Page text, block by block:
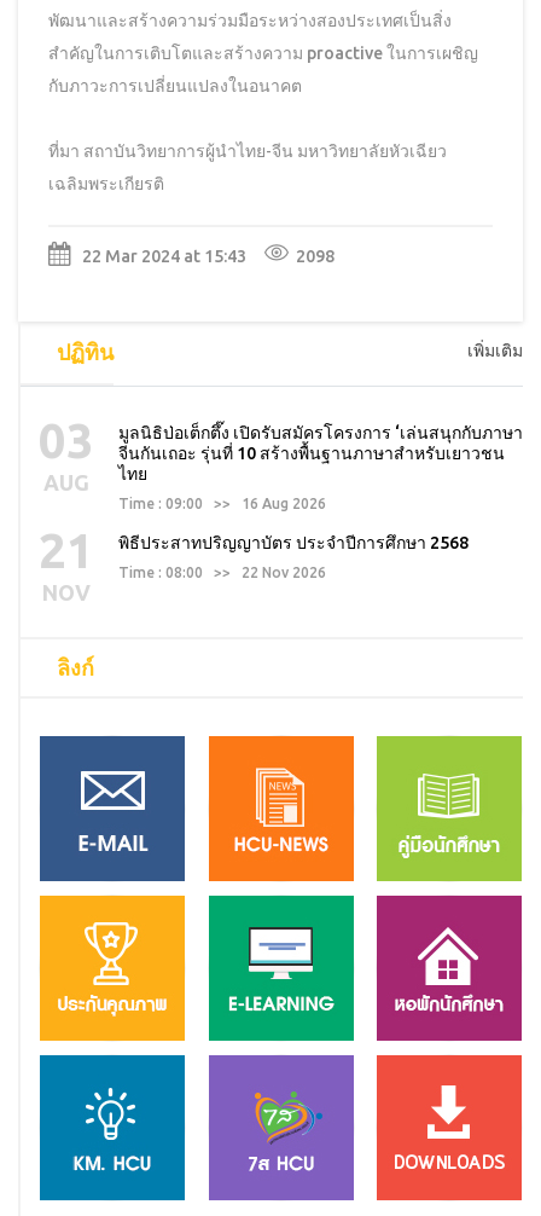
พัฒนาและสร้างความร่วมมือระหว่างสองประเทศเป็นสิ่ง
สำคัญในการเติบโตและสร้างความ proactive ในการเผชิญ
กับภาวะการเปลี่ยนแปลงในอนาคต
ที่มา สถาบันวิทยาการผู้นำไทย-จีน มหาวิทยาลัยหัวเฉียว
เฉลิมพระเกียรติ
22 Mar 2024 at 15:43 2098
ปฏิทิน เพิ่มเติม
03
AUG
มูลนิธิป่อเต็กตึ๊ง เปิดรับสมัครโครงการ ‘เล่นสนุกกับภาษา
จีนกันเถอะ รุ่นที่ 10 สร้างพื้นฐานภาษาสำหรับเยาวชน
ไทย
Time : 09:00 >> 16 Aug 2026
21
NOV
พิธีประสาทปริญญาบัตร ประจำปีการศึกษา 2568
Time : 08:00 >> 22 Nov 2026
ลิงก์